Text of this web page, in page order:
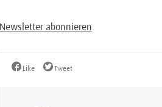
Newsletter abonnieren
Like Tweet